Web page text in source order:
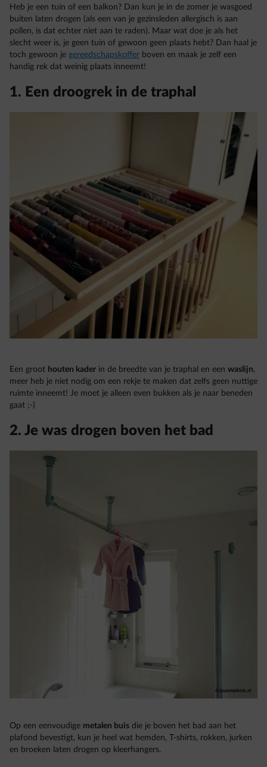
Heb je een tuin of een balkon? Dan kun je in de zomer je wasgoed
buiten laten drogen (als een van je gezinsleden allergisch is aan
pollen, is dat echter niet aan te raden). Maar wat doe je als het
slecht weer is, je geen tuin of gewoon geen plaats hebt? Dan haal je
toch gewoon je gereedschapskoffer boven en maak je zelf een
handig rek dat weinig plaats inneemt!
1. Een droogrek in de traphal
Een groot houten kader in de breedte van je traphal en een waslijn,
meer heb je niet nodig om een rekje te maken dat zelfs geen nuttige
ruimte inneemt! Je moet je alleen even bukken als je naar beneden
gaat ;-)
2. Je was drogen boven het bad
Op een eenvoudige metalen buis die je boven het bad aan het
plafond bevestigt, kun je heel wat hemden, T-shirts, rokken, jurken
en broeken laten drogen op kleerhangers.